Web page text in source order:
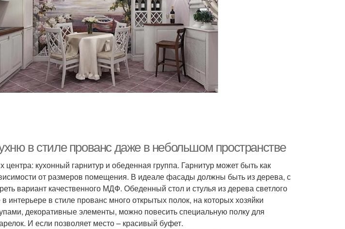
в стиле прованс даже в небольшом пространстве
кухонный гарнитур и обеденная группа. Гарнитур может быть как
от размеров помещения. В идеале фасады должны быть из дерева, с
вариант качественного МДФ. Обеденный стол и стулья из дерева светлого
интерьере в стиле прованс много открытых полок, на которых хозяйки
декоративные элементы, можно повесить специальную полку для
И если позволяет место – красивый буфет.